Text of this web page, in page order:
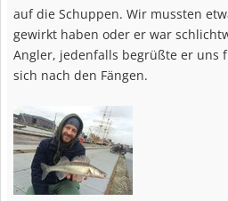
auf die Schuppen. Wir mussten
gewirkt haben oder er war
Angler, jedenfalls begrüßte er uns
sich nach den Fängen.